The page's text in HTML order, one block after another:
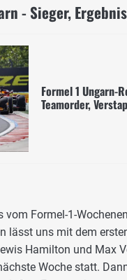
- Sieger,
Formel 1 Ungarn-
Teamorder,
Formel-1-
lässt uns mit dem
Hamilton und Max
Woche statt.